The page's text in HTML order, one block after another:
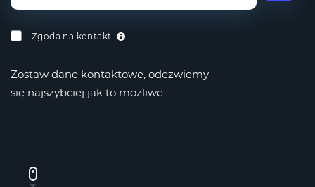
Zgoda na kontakt
Zostaw dane kontaktowe, odezwiemy
się najszybciej jak to możliwe